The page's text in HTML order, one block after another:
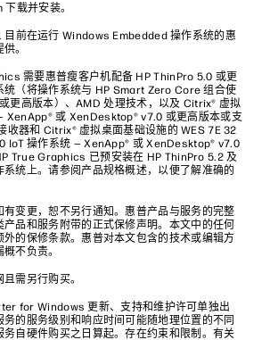
载并安装。
前在运行 Windows Embedded 操作系统的惠
。
需要惠普瘦客户机配备 HP ThinPro 5.0 或更
统（将操作系统与 HP Smart Zero Core 组合使
更高版本）、AMD 处理技术，以及 Citrix® 虚拟
XenApp® 或 XenDesktop® v7.0 或更高版本或支
收器和 Citrix® 虚拟桌面基础设施的 WES 7E 32
IoT 操作系统 — XenApp® 或 XenDesktop® v7.0
True Graphics 已预安装在 HP ThinPro 5.2 及
系统上。请参阅产品规格概述，以便了解准确的
有变更，恕不另行通知。惠普产品与服务的完整
产品和服务附带的正式保修声明。本文中的任何
外的保修条款。惠普对本文包含的技术或编辑方
不负责。
需另行购买。
for Windows 更新、支持和维护许可单独出
务的服务级别和响应时间可能随地理位置的不同
务自硬件购买之日算起。存在约束和限制。有关